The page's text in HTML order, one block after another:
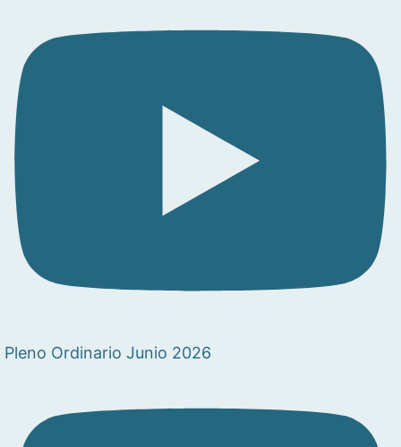
Pleno Ordinario Junio 2026